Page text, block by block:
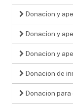
Donacion y
Donacion y
Donacion y
Donacion de
Donacion